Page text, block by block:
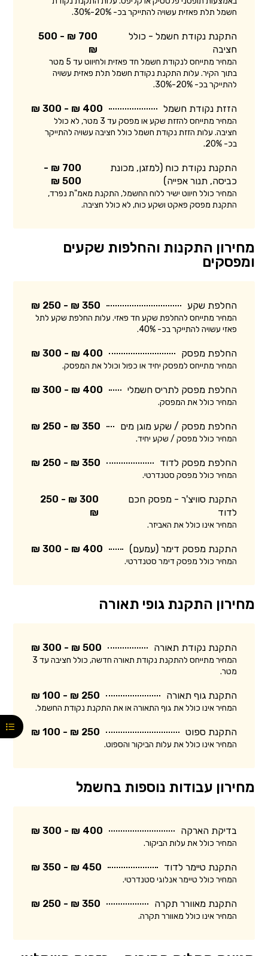
חשמל תלת פאזית עשויה להתייקר בכ- 20%-30%.
התקנת נקודת חשמל - כולל
חציבה
700 ₪ - 500
₪
המחיר מתייחס לנקודת חשמל חד פאזית ולחיווט עד 5 מטר
בתוך הקיר. עלות התקנת נקודת חשמל תלת פאזית עשויה
להתייקר בכ- 20%-30%.
הזזת נקודת חשמל 400 ₪ - 300 ₪
המחיר מתייחס להזזת שקע או מפסק עד 3 מטר, לא כולל
חציבה. עלות הזזת נקודת חשמל כולל חציבה עשויה להתייקר
בכ- 20%.
התקנת נקודת כוח (למזגן, מכונת
כביסה, תנור אפייה)
700 ₪ -
500 ₪
המחיר כולל חיווט ישיר ללוח החשמל, התקנת מאמ"ת נפרד,
התקנת מפסק פאקט ושקע כוח, לא כולל חציבה.
מחירון התקנות והחלפות שקעים
ומפסקים
החלפת שקע 350 ₪ - 250 ₪
המחיר מתייחס להחלפת שקע חד פאזי. עלות החלפת שקע לתל
פאזי עשויה להתייקר בכ- 40%.
החלפת מפסק 400 ₪ - 300 ₪
המחיר מתייחס למפסק יחיד או כפול וכולל את המפסק.
החלפת מפסק לתריס חשמלי 400 ₪ - 300 ₪
המחיר כולל את המפסק.
החלפת מפסק / שקע מוגן מים 350 ₪ - 250 ₪
המחיר כולל מפסק / שקע יחיד.
החלפת מפסק לדוד 350 ₪ - 250 ₪
המחיר כולל מפסק סטנדרטי.
התקנת סוויצ'ר - מפסק חכם
לדוד
300 ₪ - 250
₪
המחיר אינו כולל את האביזר.
התקנת מפסק דימר (עמעם) 400 ₪ - 300 ₪
המחיר כולל מפסק דימר סטנדרטי.
מחירון התקנת גופי תאורה
התקנת נקודת תאורה 500 ₪ - 300 ₪
המחיר מתייחס להתקנת נקודת תאורה חדשה, כולל חציבה עד 3
מטר.
התקנת גוף תאורה 250 ₪ - 100 ₪
המחיר אינו כולל את גוף התאורה או את התקנת נקודת החשמל.
התקנת ספוט 250 ₪ - 100 ₪
המחיר אינו כולל את עלות הביקור והספוט.
מחירון עבודות נוספות בחשמל
בדיקת הארקה 400 ₪ - 300 ₪
המחיר כולל את עלות הביקור.
התקנת טיימר לדוד 450 ₪ - 350 ₪
המחיר כולל טיימר אנלוגי סטנדרטי.
התקנת מאוורר תקרה 350 ₪ - 250 ₪
המחיר אינו כולל מאוורר תקרה.